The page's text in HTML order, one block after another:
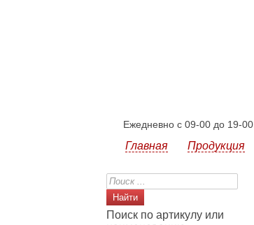
Ежедневно с 09-00 до 19-00
Главная Продукция
Поиск по артикулу или